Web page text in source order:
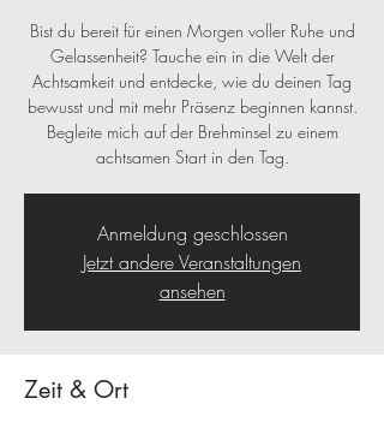
Bist du bereit für einen Morgen voller Ruhe und
Gelassenheit? Tauche ein in die Welt der
Achtsamkeit und entdecke, wie du deinen Tag
bewusst und mit mehr Präsenz beginnen kannst.
Begleite mich auf der Brehminsel zu einem
achtsamen Start in den Tag.
Anmeldung geschlossen
Jetzt andere Veranstaltungen
ansehen
Zeit & Ort